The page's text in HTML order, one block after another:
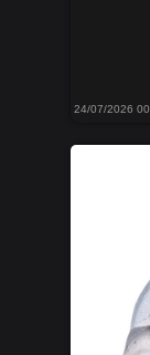
24/07/2026